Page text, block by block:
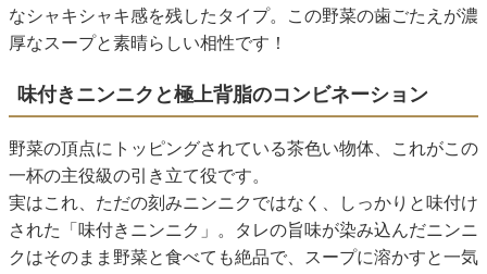
なシャキシャキ感を残したタイプ。この野菜の歯ごたえが濃
厚なスープと素晴らしい相性です！
味付きニンニクと極上背脂のコンビネーション
野菜の頂点にトッピングされている茶色い物体、これがこの
一杯の主役級の引き立て役です。
実はこれ、ただの刻みニンニクではなく、しっかりと味付け
された「味付きニンニク」。タレの旨味が染み込んだニンニ
クはそのまま野菜と食べても絶品で、スープに溶かすと一気